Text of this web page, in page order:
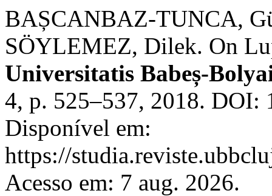
BAȘCANBAZ-TUNCA,
SÖYLEMEZ, Dilek. On
Universitatis Babeș-
4, p. 525–537, 2018. DOI:
Disponível em:
https://
Acesso em: 7 aug. 2026.